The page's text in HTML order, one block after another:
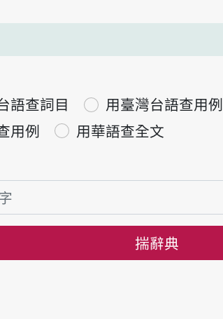
語查詞目
用臺灣台語查用例
用例
用華語查全文
揣辭典